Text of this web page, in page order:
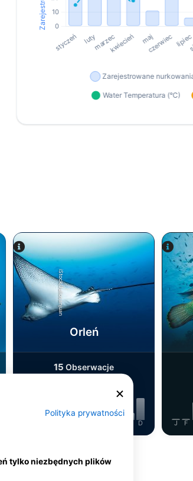
iStock/Juliosanjuan
Orleń
15 Obserwacje
D J F
Polityka prywatności
tylko niezbędnych plików